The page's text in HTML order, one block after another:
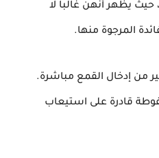
يظهر أنهن غالباً لا
المرجوة منها.
من إدخال القمع مباشرة.
قادرة على استيعاب